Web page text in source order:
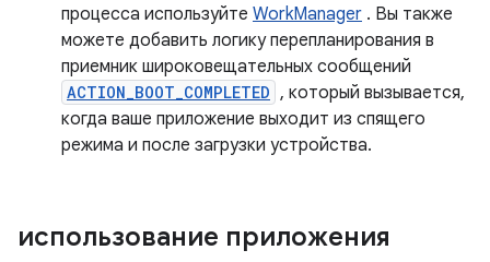
процесса используйте WorkManager . Вы также
можете добавить логику перепланирования в
приемник широковещательных сообщений
ACTION_BOOT_COMPLETED , который вызывается,
когда ваше приложение выходит из спящего
режима и после загрузки устройства.
использование приложения